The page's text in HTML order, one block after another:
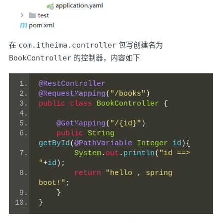
在 com.itheima.controller 包写创建名为
BookController 的控制器，内容如下
@RestController
@RequestMapping( "/books" )
public
class BookController {
@GetMapping( "/{id}" )
public String
getById(@PathVariable Integer id ){
System. out . println( "id ==>
"+id );
return
"hello , spring
boot!" ;
}
}